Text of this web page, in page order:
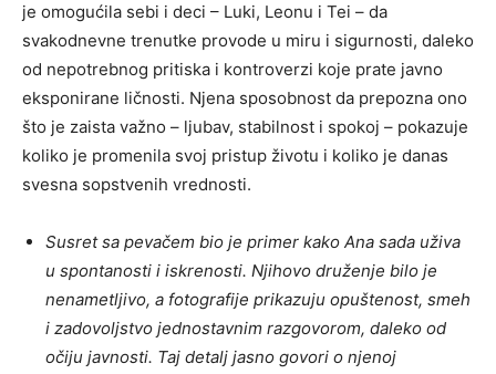
je omogućila sebi i deci – Luki, Leonu i Tei – da
svakodnevne trenutke provode u miru i sigurnosti, daleko
od nepotrebnog pritiska i kontroverzi koje prate javno
eksponirane ličnosti. Njena sposobnost da prepozna ono
što je zaista važno – ljubav, stabilnost i spokoj – pokazuje
koliko je promenila svoj pristup životu i koliko je danas
svesna sopstvenih vrednosti.
Susret sa pevačem bio je primer kako Ana sada uživa
u spontanosti i iskrenosti. Njihovo druženje bilo je
nenametljivo, a fotografije prikazuju opuštenost, smeh
i zadovoljstvo jednostavnim razgovorom, daleko od
očiju javnosti. Taj detalj jasno govori o njenoj